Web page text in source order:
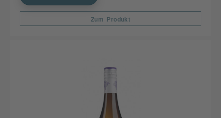
Zum Produkt